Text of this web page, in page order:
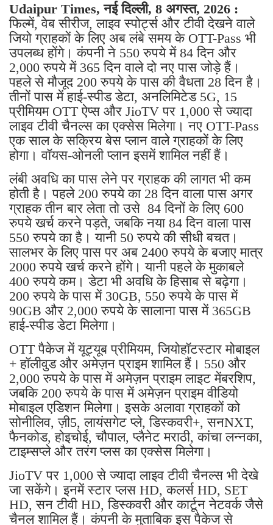
Udaipur Times, नई दिल्ली, 8 अगस्त, 2026 :
फिल्में, वेब सीरीज, लाइव स्पोर्ट्स और टीवी देखने वाले
जियो ग्राहकों के लिए अब लंबे समय के OTT-Pass भी
उपलब्ध होंगे। कंपनी ने 550 रुपये में 84 दिन और
2,000 रुपये में 365 दिन वाले दो नए पास जोड़े हैं।
पहले से मौजूद 200 रुपये के पास की वैधता 28 दिन है।
तीनों पास में हाई-स्पीड डेटा, अनलिमिटेड 5G, 15
प्रीमियम OTT ऐप्स और JioTV पर 1,000 से ज्यादा
लाइव टीवी चैनल्स का एक्सेस मिलेगा। नए OTT-Pass
एक साल के सक्रिय बेस प्लान वाले ग्राहकों के लिए
होगा। वॉयस-ओनली प्लान इसमें शामिल नहीं हैं।
लंबी अवधि का पास लेने पर ग्राहक की लागत भी कम
होती है। पहले 200 रुपये का 28 दिन वाला पास अगर
ग्राहक तीन बार लेता तो उसे 84 दिनों के लिए 600
रुपये खर्च करने पड़ते, जबकि नया 84 दिन वाला पास
550 रुपये का है। यानी 50 रुपये की सीधी बचत।
सालभर के लिए पास पर अब 2400 रुपये के बजाए मात्र
2000 रुपये खर्च करने होंगे। यानी पहले के मुकाबले
400 रुपये कम। डेटा भी अवधि के हिसाब से बढ़ेगा।
200 रुपये के पास में 30GB, 550 रुपये के पास में
90GB और 2,000 रुपये के सालाना पास में 365GB
हाई-स्पीड डेटा मिलेगा।
OTT पैकेज में यूट्यूब प्रीमियम, जियोहॉटस्टार मोबाइल
+ हॉलीवुड और अमेज़न प्राइम शामिल हैं। 550 और
2,000 रुपये के पास में अमेज़न प्राइम लाइट मेंबरशिप,
जबकि 200 रुपये के पास में अमेज़न प्राइम वीडियो
मोबाइल एडिशन मिलेगा। इसके अलावा ग्राहकों को
सोनीलिव, ज़ी5, लायंसगेट प्ले, डिस्कवरी+, सनNXT,
फैनकोड, होइचोई, चौपाल, प्लैनेट मराठी, कांचा लन्नका,
टाइम्सप्ले और तरंग प्लस का एक्सेस मिलेगा।
JioTV पर 1,000 से ज्यादा लाइव टीवी चैनल्स भी देखे
जा सकेंगे। इनमें स्टार प्लस HD, कलर्स HD, SET
HD, सन टीवी HD, डिस्कवरी और कार्टून नेटवर्क जैसे
चैनल शामिल हैं। कंपनी के मुताबिक इस पैकेज से